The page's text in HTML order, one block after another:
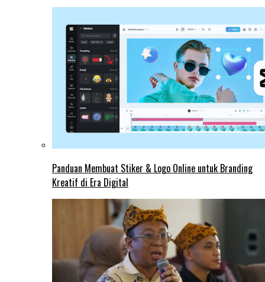
Panduan Membuat Stiker & Logo Online untuk Branding
Kreatif di Era Digital